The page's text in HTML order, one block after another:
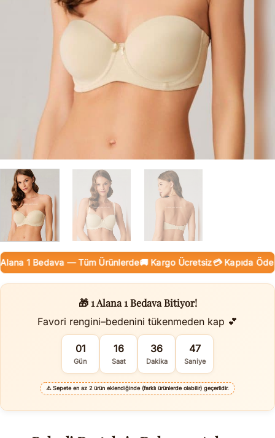
1 Bedava — Tüm Ürünlerde🚚 Kargo Ücretsiz💳 Kapıda
🎁 1 Alana 1 Bedava Bitiyor!
Favori rengini–bedenini tükenmeden kap 💕
01
Gün
16
Saat
36
Dakika
46
Saniye
⚠️ Sepete en az 2 ürün eklendiğinde (farklı ürünlerde olabilir) geçerlidir.